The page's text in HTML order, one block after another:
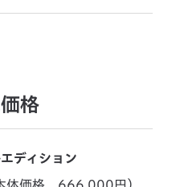
格
ディション